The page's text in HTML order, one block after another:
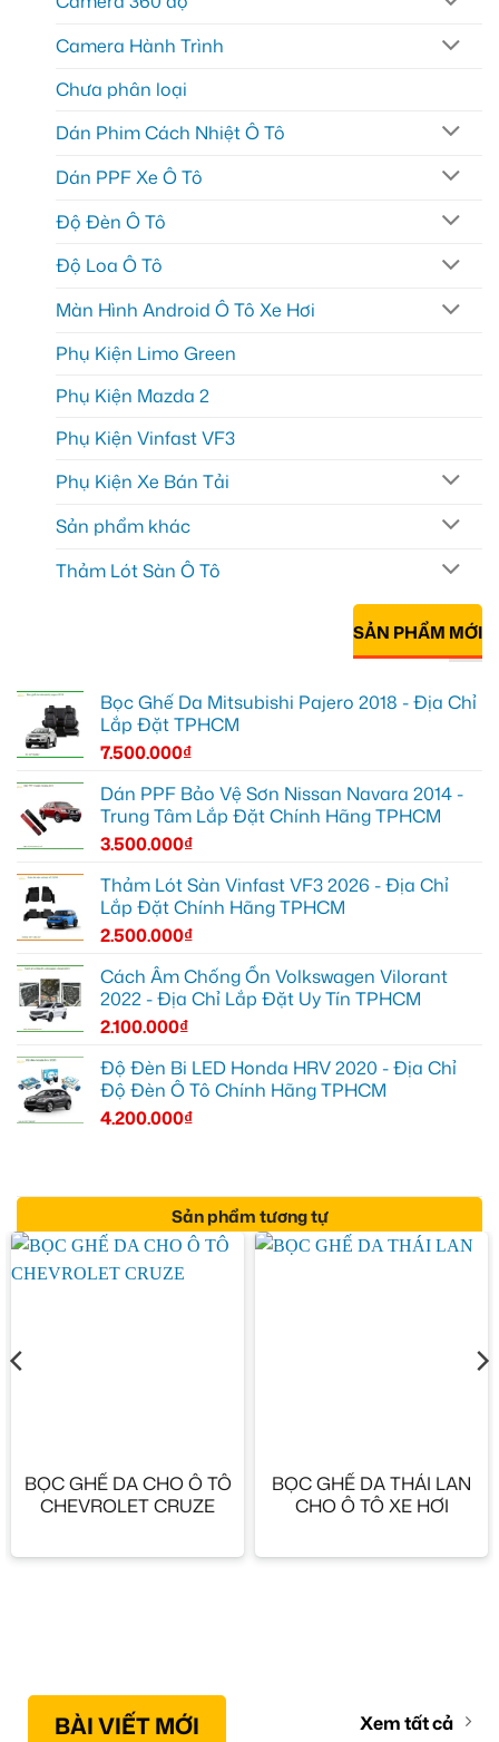
Camera Hành Trình
Chưa phân loại
Dán Phim Cách Nhiệt Ô Tô
Dán PPF Xe Ô Tô
Độ Đèn Ô Tô
Độ Loa Ô Tô
Màn Hình Android Ô Tô Xe Hơi
Phụ Kiện Limo Green
Phụ Kiện Mazda 2
Phụ Kiện Vinfast VF3
Phụ Kiện Xe Bán Tải
Sản phẩm khác
Thảm Lót Sàn Ô Tô
SẢN PHẨM MỚI
Bọc Ghế Da Mitsubishi Pajero 2018 - Địa Chỉ
Lắp Đặt TPHCM
7.500.000₫
Dán PPF Bảo Vệ Sơn Nissan Navara 2014 -
Trung Tâm Lắp Đặt Chính Hãng TPHCM
3.500.000₫
Thảm Lót Sàn Vinfast VF3 2026 - Địa Chỉ
Lắp Đặt Chính Hãng TPHCM
2.500.000₫
Cách Âm Chống Ồn Volkswagen Vilorant
2022 - Địa Chỉ Lắp Đặt Uy Tín TPHCM
2.100.000₫
Độ Đèn Bi LED Honda HRV 2020 - Địa Chỉ
Độ Đèn Ô Tô Chính Hãng TPHCM
4.200.000₫
Sản phẩm tương tự
BỌC GHẾ DA CHO Ô TÔ
CHEVROLET CRUZE
BỌC GHẾ DA THÁI LAN
CHO Ô TÔ XE HƠI
BÀI VIẾT MỚI Xem tất cả